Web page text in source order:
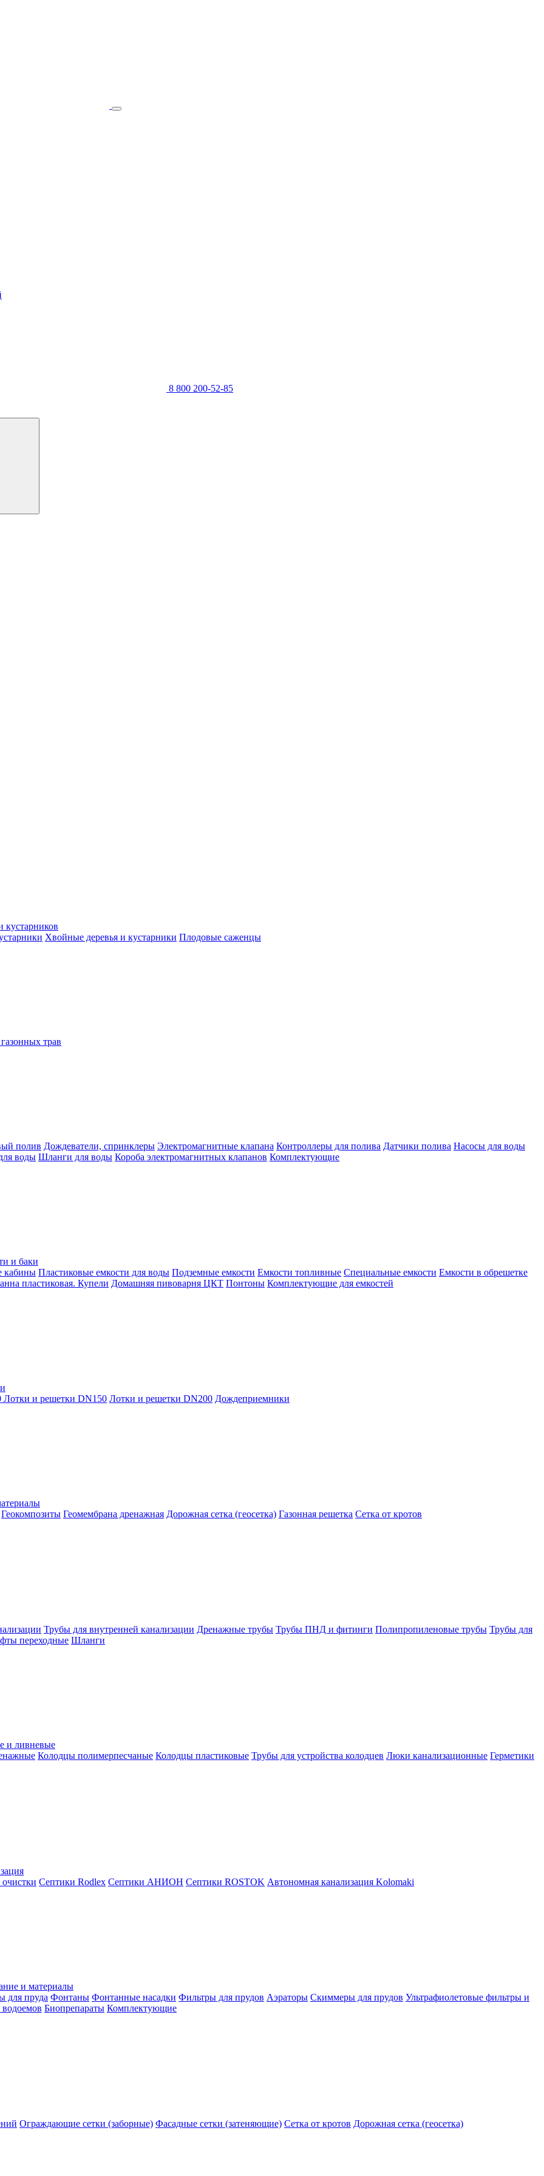
8 800 200-52-85
кустарников
Хвойные деревья и кустарники Плодовые саженцы
трав
полив Дождеватели, спринклеры Электромагнитные клапана Контроллеры для полива Датчики полива Насосы для воды
воды Шланги для воды Короба электромагнитных клапанов Комплектующие
и баки
кабины Пластиковые емкости для воды Подземные емкости Емкости топливные Специальные емкости Емкости в обрешетке
пластиковая. Купели Домашняя пивоварня ЦКТ Понтоны Комплектующие для емкостей
Лотки и решетки DN150 Лотки и решетки DN200 Дождеприемники
Геокомпозиты Геомембрана дренажная Дорожная сетка (геосетка) Газонная решетка Сетка от кротов
Трубы для внутренней канализации Дренажные трубы Трубы ПНД и фитинги Полипропиленовые трубы Трубы для
переходные Шланги
и ливневые
Колодцы полимерпесчаные Колодцы пластиковые Трубы для устройства колодцев Люки канализационные Герметики
Септики Rodlex Септики АНИОН Септики ROSTOK Автономная канализация Kolomaki
и материалы
для пруда Фонтаны Фонтанные насадки Фильтры для прудов Аэраторы Скиммеры для прудов Ультрафиолетовые фильтры и
Биопрепараты Комплектующие
Ограждающие сетки (заборные) Фасадные сетки (затеняющие) Сетка от кротов Дорожная сетка (геосетка)